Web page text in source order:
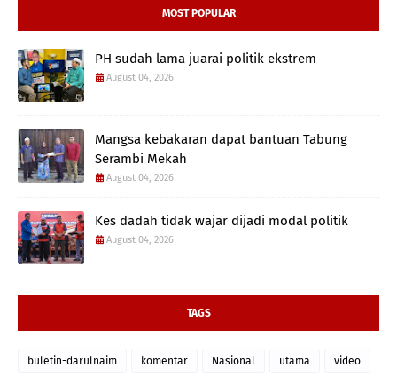
MOST POPULAR
PH sudah lama juarai politik ekstrem
August 04, 2026
Mangsa kebakaran dapat bantuan Tabung
Serambi Mekah
August 04, 2026
Kes dadah tidak wajar dijadi modal politik
August 04, 2026
TAGS
buletin-darulnaim komentar Nasional utama video